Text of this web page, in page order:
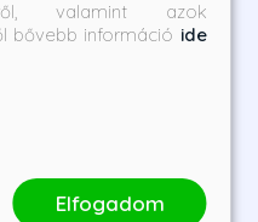
valamint azok
bővebb információ ide
Elfogadom